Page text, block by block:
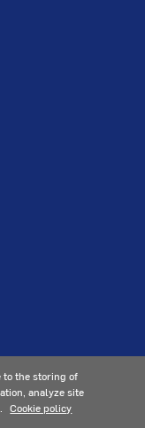
to the storing of
analyze site
Cookie policy